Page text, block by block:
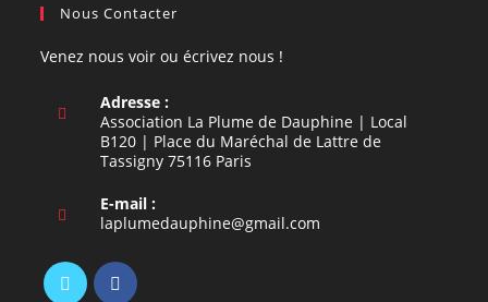
Nous Contacter
Venez nous voir ou écrivez nous !
Adresse :
Association La Plume de Dauphine | Local
B120 | Place du Maréchal de Lattre de
Tassigny 75116 Paris
E-mail :
laplumedauphine@gmail.com